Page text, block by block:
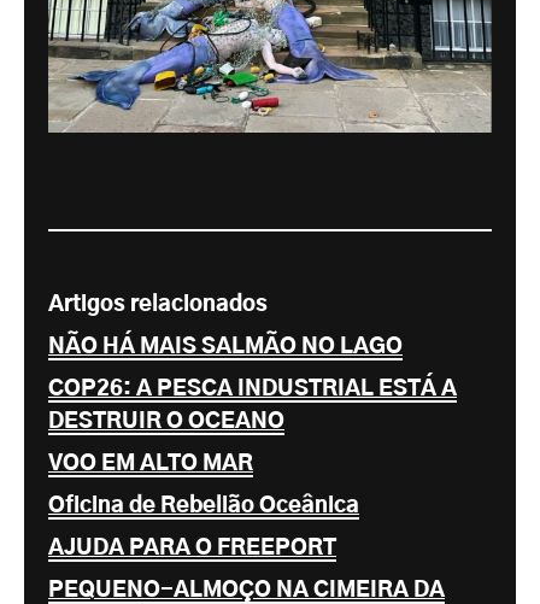
Artigos relacionados
NÃO HÁ MAIS SALMÃO NO LAGO
COP26: A PESCA INDUSTRIAL ESTÁ A
DESTRUIR O OCEANO
VOO EM ALTO MAR
Oficina de Rebelião Oceânica
AJUDA PARA O FREEPORT
PEQUENO-ALMOÇO NA CIMEIRA DA